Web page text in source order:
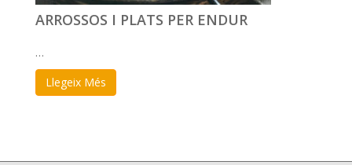
ARROSSOS I PLATS PER ENDUR
…
Llegeix Més